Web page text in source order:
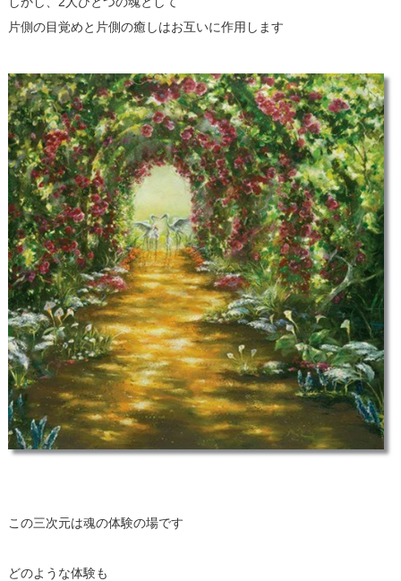
片側の目覚めと片側の癒しはお互いに作用します
この三次元は魂の体験の場です
どのような体験も